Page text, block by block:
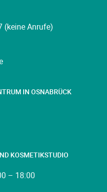
(keine Anrufe)
IN OSNABRÜCK
KOSMETIKSTUDIO
– 18:00